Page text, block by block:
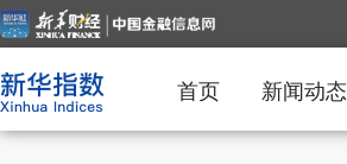
首页 新闻动态